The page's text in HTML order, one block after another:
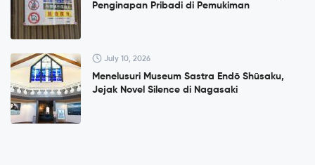
Penginapan Pribadi di Pemukiman
July 10, 2026
Menelusuri Museum Sastra Endō Shūsaku,
Jejak Novel Silence di Nagasaki